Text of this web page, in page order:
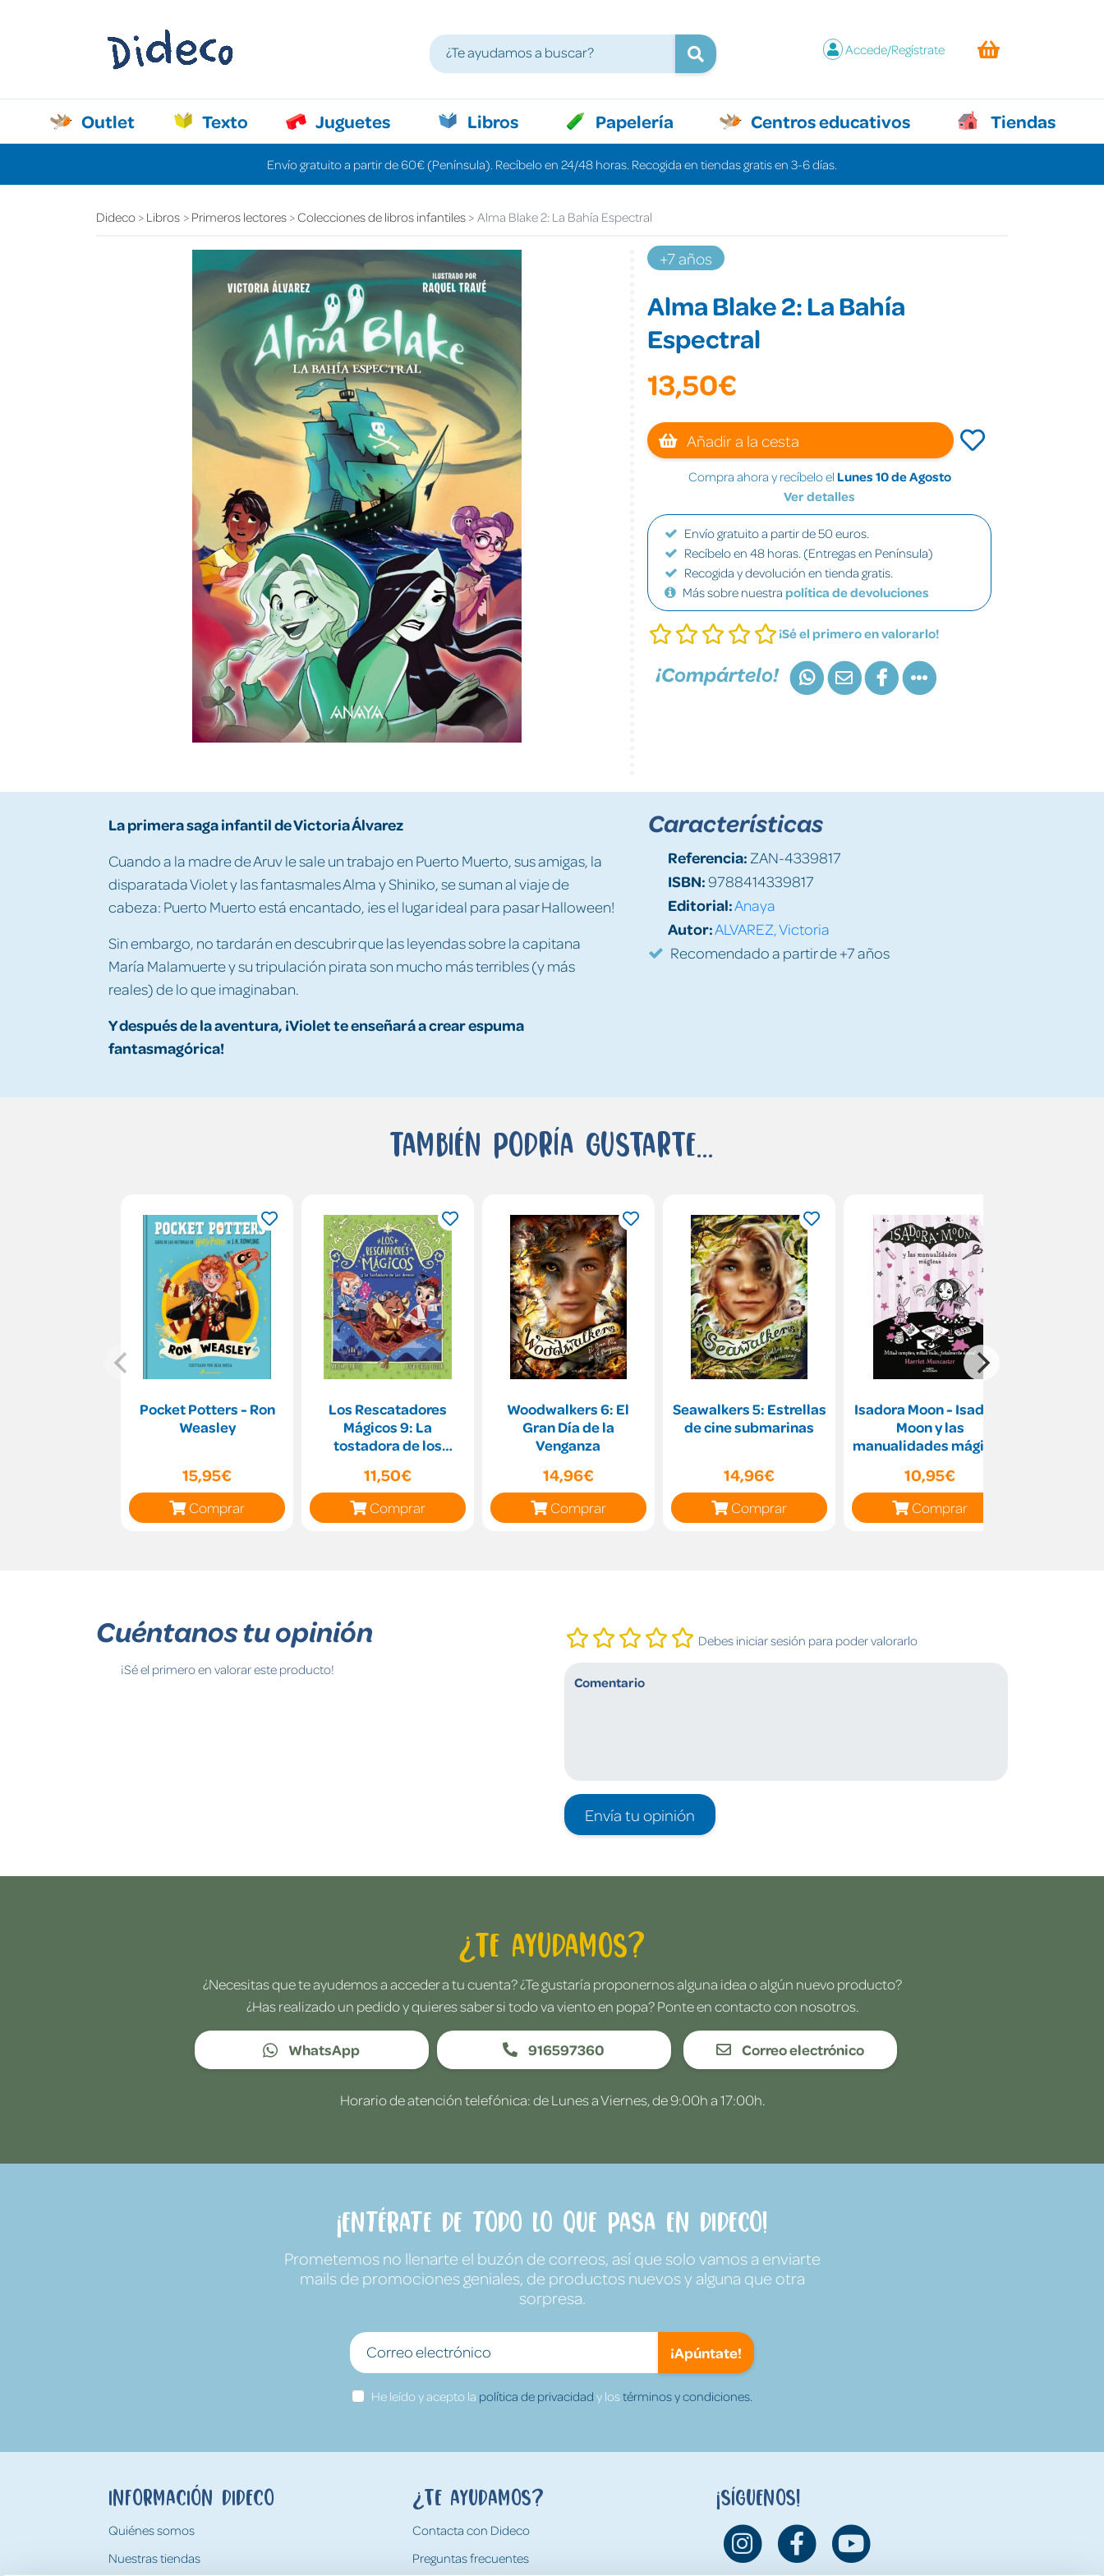
Accede/Regístrate
Outlet Texto Juguetes Libros Papelería Centros educativos Tiendas
Envío gratuito a partir de 60€ (Península). Recíbelo en 24/48 horas. Recogida en tiendas gratis en 3-6 días.
Dideco Libros Primeros lectores Colecciones de libros infantiles Alma Blake 2: La Bahía Espectral
+7 años
Alma Blake 2: La Bahía
Espectral
13,50€
Añadir a la cesta
Compra ahora y recíbelo el Lunes 10 de Agosto
Ver detalles
Envío gratuito a partir de 50 euros.
Recíbelo en 48 horas. (Entregas en Península)
Recogida y devolución en tienda gratis.
Más sobre nuestra política de devoluciones
¡Sé el primero en valorarlo!
¡Compártelo!
La primera saga infantil de Victoria Álvarez
Cuando a la madre de Aruv le sale un trabajo en Puerto Muerto, sus amigas, la
disparatada Violet y las fantasmales Alma y Shiniko, se suman al viaje de
cabeza: Puerto Muerto está encantado, ¡es el lugar ideal para pasar Halloween!
Sin embargo, no tardarán en descubrir que las leyendas sobre la capitana
María Malamuerte y su tripulación pirata son mucho más terribles (y más
reales) de lo que imaginaban.
Y después de la aventura, ¡Violet te enseñará a crear espuma
fantasmagórica!
Características
Referencia: ZAN-4339817
ISBN:9788414339817
Editorial:Anaya
Autor:ALVAREZ, Victoria
Recomendado a partir de +7 años
También podría gustarte...
Pocket Potters - Ron
Weasley
15,95€
Comprar
Los Rescatadores
Mágicos 9: La
tostadora de los
11,50€
Comprar
Woodwalkers 6: El
Gran Día de la
Venganza
14,96€
Comprar
Seawalkers 5: Estrellas
de cine submarinas
14,96€
Comprar
Isadora Moon - Isadora
Moon y las
manualidades mágicas
10,95€
Comprar
Cuéntanos tu opinión
¡Sé el primero en valorar este producto!
Debes iniciar sesión para poder valorarlo
Envía tu opinión
¿Te ayudamos?
¿Necesitas que te ayudemos a acceder a tu cuenta? ¿Te gustaría proponernos alguna idea o algún nuevo producto?
¿Has realizado un pedido y quieres saber si todo va viento en popa? Ponte en contacto con nosotros.
WhatsApp 916597360 Correo electrónico
Horario de atención telefónica: de Lunes a Viernes, de 9:00h a 17:00h.
¡Entérate de todo lo que pasa en Dideco!
Prometemos no llenarte el buzón de correos, así que solo vamos a enviarte
mails de promociones geniales, de productos nuevos y alguna que otra
sorpresa.
¡Apúntate!
He leído y acepto la política de privacidad y lostérminos y condiciones.
Información Dideco
Quiénes somos
Nuestras tiendas
¿Te ayudamos?
Contacta con Dideco
Preguntas frecuentes
¡Síguenos!